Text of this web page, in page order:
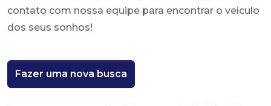
contato com nossa equipe para encontrar o veículo
dos seus sonhos!
Fazer uma nova busca